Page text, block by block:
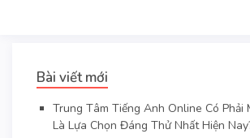
Bài viết mới
Trung Tâm Tiếng Anh Online Có Phải
Là Lựa Chọn Đáng Thử Nhất Hiện